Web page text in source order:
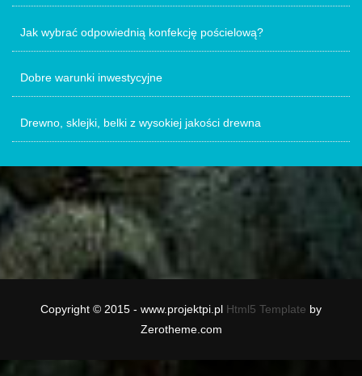
Jak wybrać odpowiednią konfekcję pościelową?
Dobre warunki inwestycyjne
Drewno, sklejki, belki z wysokiej jakości drewna
Copyright © 2015 - www.projektpi.pl Html5 Template by
Zerotheme.com